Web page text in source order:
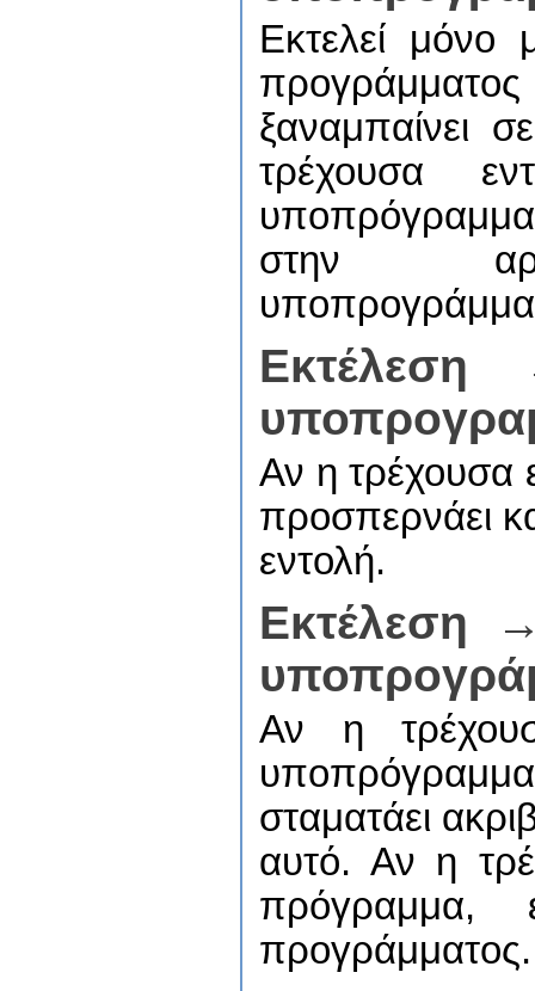
Εκτελεί μόνο
ξαναμπαίνει
τρέχουσα
στην
Αν η τρέχουσα
προσπερνάει
εντολή.
Εκτέλεση
Αν η
σταματάει
αυτό. Αν η
πρόγραμμα,
προγράμματος.